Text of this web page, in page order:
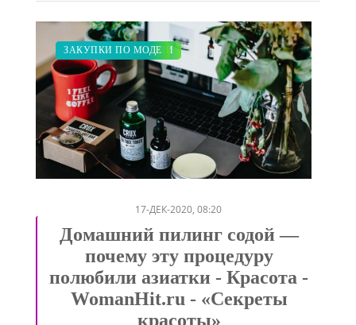
КРАСОТА
МОДНЫЕ ТЕНДЕНЦИИ
ДИЕТА
ЗАКУПКИ ПО МОДЕ
17-ДЕК-2020, 08:20
Домашний пилинг содой —
почему эту процедуру
полюбили азиатки - Красота -
WomanHit.ru - «Секреты
красоты»